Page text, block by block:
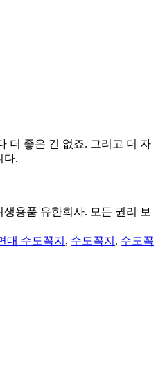
더 좋은 건 없죠. 그리고 더 자
다.
용품 유한회사. 모든 권리 보
대 수도꼭지 , 수도꼭지 , 수도꼭